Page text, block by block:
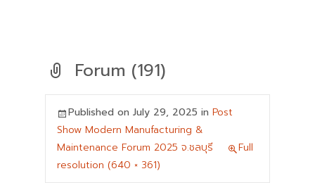
Forum (191)
Published on July 29, 2025 in Post
Show Modern Manufacturing &
Maintenance Forum 2025 จ.ชลบุรี
Full
resolution (640 × 361)